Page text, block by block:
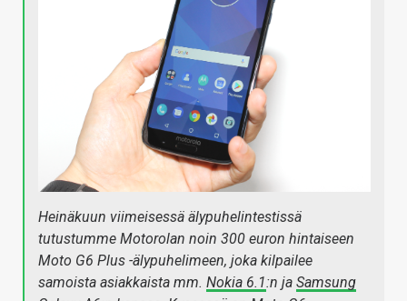
Heinäkuun viimeisessä älypuhelintestissä
tutustumme Motorolan noin 300 euron hintaiseen
Moto G6 Plus -älypuhelimeen, joka kilpailee
samoista asiakkaista mm. Nokia 6.1:n ja Samsung